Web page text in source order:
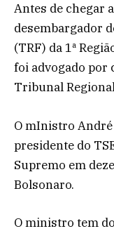
Antes de chegar
desembargador
(TRF) da 1ª
foi advogado por
Tribunal
O mInistro André
presidente do
Supremo em
Bolsonaro.
O ministro tem